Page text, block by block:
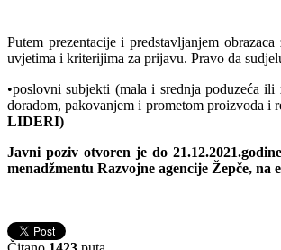
Putem prezentacije i predstavljanjem
uvjetima i kriterijima za prijavu. Pravo da
•poslovni subjekti (mala i srednja poduzeća
doradom, pakovanjem i prometom proizvoda i
LIDERI)
Javni poziv otvoren je do
menadžmentu Razvojne agencije Žepče, na